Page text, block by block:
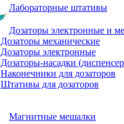
Лабораторные штативы
Дозаторы электронные и
Дозаторы механические
Дозаторы электронные
Дозаторы-насадки
Наконечники для дозаторов
Штативы для дозаторов
Магнитные мешалки